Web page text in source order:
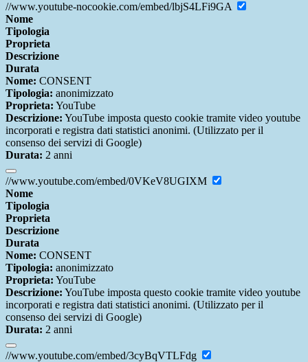
//www.youtube-nocookie.com/embed/lbjS4LFi9GA
Nome
Tipologia
Proprieta
Descrizione
Durata
Nome: CONSENT
Tipologia: anonimizzato
Proprieta: YouTube
Descrizione: YouTube imposta questo cookie tramite video youtube
incorporati e registra dati statistici anonimi. (Utilizzato per il
consenso dei servizi di Google)
Durata: 2 anni
//www.youtube.com/embed/0VKeV8UGIXM
Nome
Tipologia
Proprieta
Descrizione
Durata
Nome: CONSENT
Tipologia: anonimizzato
Proprieta: YouTube
Descrizione: YouTube imposta questo cookie tramite video youtube
incorporati e registra dati statistici anonimi. (Utilizzato per il
consenso dei servizi di Google)
Durata: 2 anni
//www.youtube.com/embed/3cyBqVTLFdg